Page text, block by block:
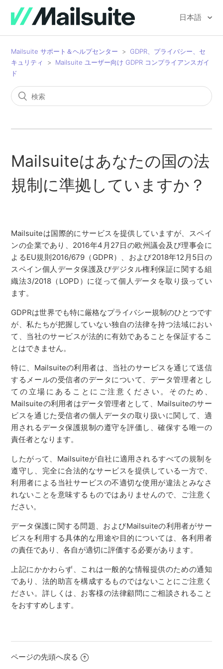
日本語
Mailsuite サポート＆ヘルプセンター
GDPR、プライバシー、セ
キュリティ
Mailsuite ユーザー向け GDPR コンプライアンスガイ
ド
Mailsuiteはあなたの国の法
規制に準拠していますか？
Mailsuiteは国際的にサービスを提供していますが、スペイ
ンの企業であり、2016年4月27日の欧州議会及び理事会に
よるEU規則2016/679（GDPR）、および2018年12月5日の
スペイン個人データ保護及びデジタル権利保証に関する組
織法3/2018（LOPD）に従って個人データを取り扱ってい
ます。
GDPRは世界でも特に厳格なプライバシー規制のひとつです
が、私たちが把握していない独自の法律を持つ法域におい
て、当社のサービスが法的に有効であることを保証するこ
とはできません。
特に、Mailsuiteの利用者は、当社のサービスを通じて送信
するメールの受信者のデータについて、データ管理者とし
ての立場にあることにご注意ください。そのため、
Mailsuiteの利用者はデータ管理者として、Mailsuiteのサー
ビスを通じた受信者の個人データの取り扱いに関して、適
用されるデータ保護規制の遵守を評価し、確保する唯一の
責任者となります。
したがって、Mailsuiteが自社に適用されるすべての規制を
遵守し、完全に合法的なサービスを提供している一方で、
利用者による当社サービスの不適切な使用が違法とみなさ
れないことを意味するものではありませんので、ご注意く
ださい。
データ保護に関する問題、およびMailsuiteの利用者がサー
ビスを利用する具体的な用途や目的については、各利用者
の責任であり、各自が適切に評価する必要があります。
上記にかかわらず、これは一般的な情報提供のための通知
であり、法的助言を構成するものではないことにご注意く
ださい。詳しくは、お客様の法律顧問にご相談されること
をおすすめします。
ページの先頭へ戻る